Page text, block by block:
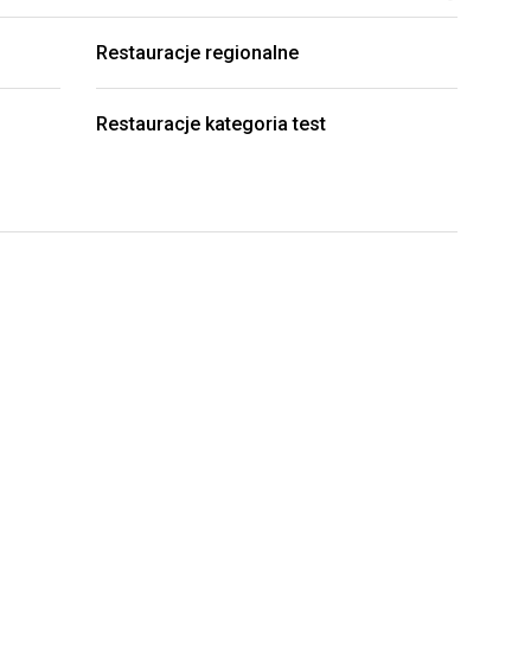
Restauracje regionalne
Restauracje kategoria test